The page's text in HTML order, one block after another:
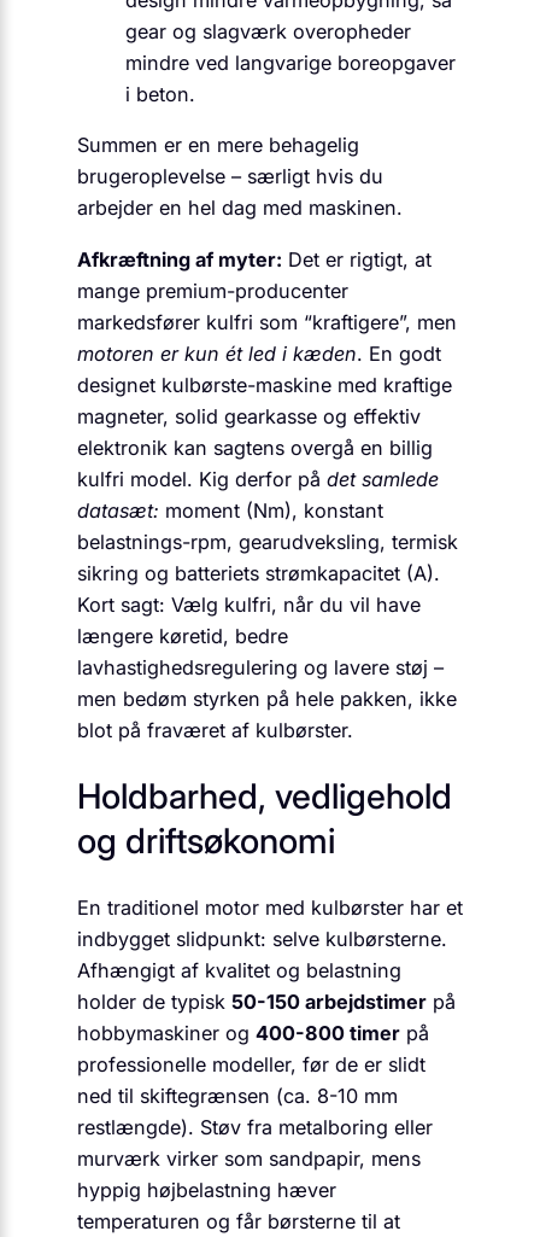
gear og slagværk overopheder
mindre ved langvarige boreopgaver
i beton.
Summen er en mere behagelig
brugeroplevelse – særligt hvis du
arbejder en hel dag med maskinen.
Afkræftning af myter: Det er rigtigt, at
mange premium-producenter
markedsfører kulfri som “kraftigere”, men
motoren er kun ét led i kæden. En godt
designet kulbørste-maskine med kraftige
magneter, solid gearkasse og effektiv
elektronik kan sagtens overgå en billig
kulfri model. Kig derfor på det samlede
datasæt: moment (Nm), konstant
belastnings-rpm, gearudveksling, termisk
sikring og batteriets strømkapacitet (A).
Kort sagt: Vælg kulfri, når du vil have
længere køretid, bedre
lavhastighedsregulering og lavere støj –
men bedøm styrken på hele pakken, ikke
blot på fraværet af kulbørster.
Holdbarhed, vedligehold
og driftsøkonomi
En traditionel motor med kulbørster har et
indbygget slid­punkt: selve kulbørsterne.
Afhængigt af kvalitet og belastning
holder de typisk 50-150 arbejdstimer på
hobby­maskiner og 400-800 timer på
professionelle modeller, før de er slidt
ned til skifte­grænsen (ca. 8-10 mm
restlængde). Støv fra metalboring eller
murværk virker som sandpapir, mens
hyppig højbelastning hæver
temperaturen og får børsterne til at